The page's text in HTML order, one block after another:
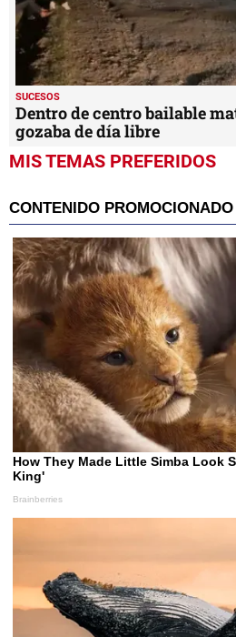
SUCESOS
Dentro de centro bailable
gozaba de día libre
MIS TEMAS PREFERIDOS